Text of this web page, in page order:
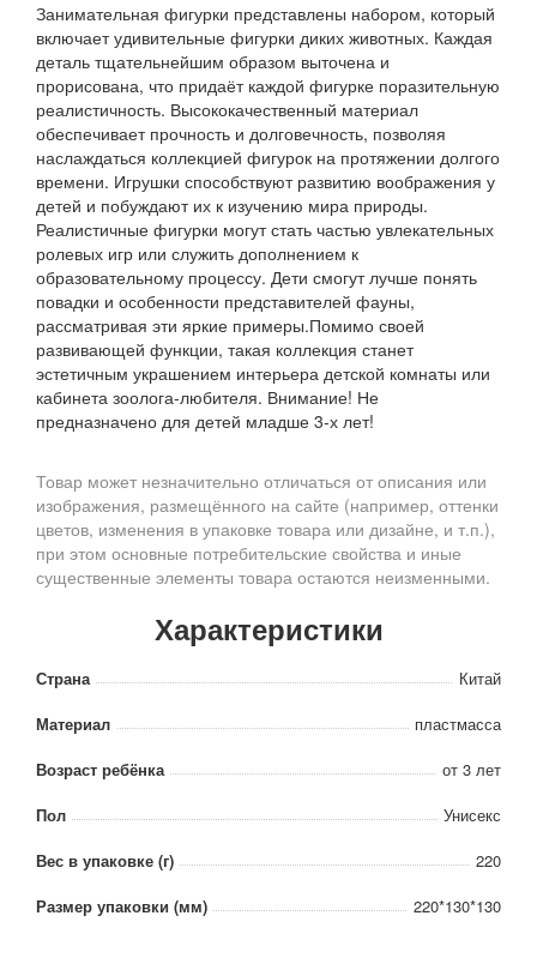
Занимательная фигурки представлены набором, который
включает удивительные фигурки диких животных. Каждая
деталь тщательнейшим образом выточена и
прорисована, что придаёт каждой фигурке поразительную
реалистичность. Высококачественный материал
обеспечивает прочность и долговечность, позволяя
наслаждаться коллекцией фигурок на протяжении долгого
времени. Игрушки способствуют развитию воображения у
детей и побуждают их к изучению мира природы.
Реалистичные фигурки могут стать частью увлекательных
ролевых игр или служить дополнением к
образовательному процессу. Дети смогут лучше понять
повадки и особенности представителей фауны,
рассматривая эти яркие примеры.Помимо своей
развивающей функции, такая коллекция станет
эстетичным украшением интерьера детской комнаты или
кабинета зоолога-любителя. Внимание! Не
предназначено для детей младше 3-х лет!
Товар может незначительно отличаться от описания или
изображения, размещённого на сайте (например, оттенки
цветов, изменения в упаковке товара или дизайне, и т.п.),
при этом основные потребительские свойства и иные
существенные элементы товара остаются неизменными.
Характеристики
Страна
Китай
Материал
пластмасса
Возраст ребёнка
от 3 лет
Пол
Унисекс
Вес в упаковке (г)
220
Размер упаковки (мм)
220*130*130